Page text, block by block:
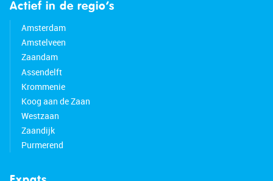
Actief in de regio’s
Amsterdam
Amstelveen
Zaandam
Assendelft
Krommenie
Koog aan de Zaan
Westzaan
Zaandijk
Purmerend